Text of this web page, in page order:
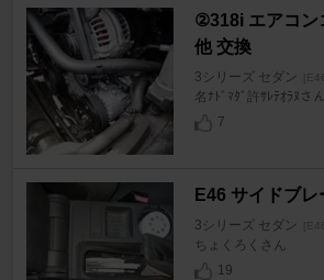
②318i エアコン
他 交換
3シリーズ セダン
名ﾅﾄﾞﾏﾀﾞ許ｻﾚﾃｵﾗﾇさん
7
E46 サイドブ
3シリーズ セダン
ちょくろくさん
19